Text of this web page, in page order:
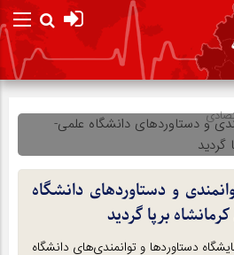
و دستاوردهای دانشگاه
برپا گردید
دستاوردها و توانمندی‌های دانشگاه